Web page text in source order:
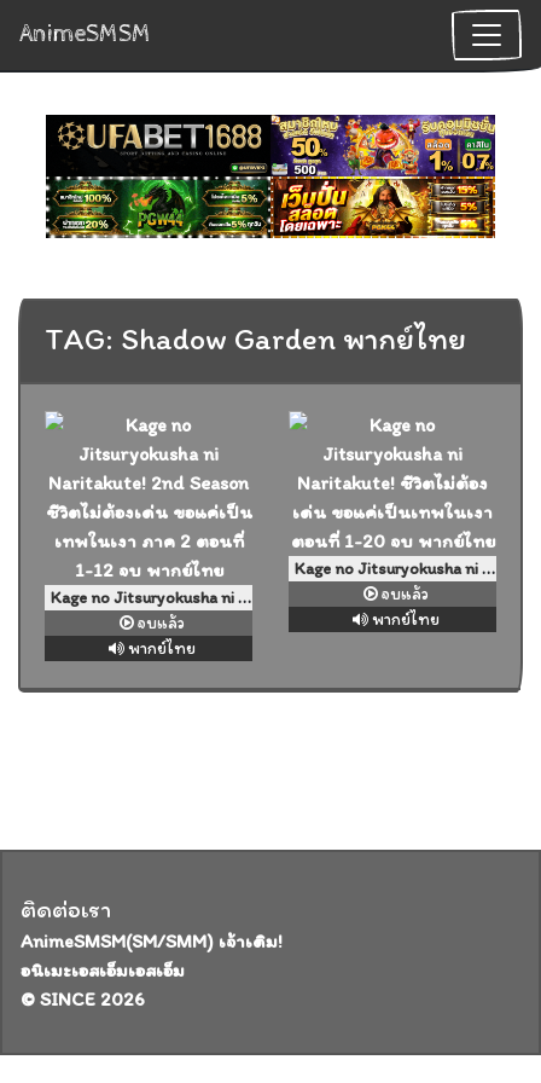
AnimeSMSM
TAG: Shadow Garden พากย์ไทย
Kage no Jitsuryokusha ni Naritakute! 2nd Season ชีวิตไม่ต้องเด่น ขอแค่เป็นเทพในเงา ภาค 2 ตอนที่ 1-12 จบ พากย์ไทย
จบแล้ว
พากย์ไทย
Kage no Jitsuryokusha ni Naritakute! ชีวิตไม่ต้องเด่น ขอแค่เป็นเทพในเงา ตอนที่ 1-20 จบ พากย์ไทย
จบแล้ว
พากย์ไทย
ติดต่อเรา
AnimeSMSM(SM/SMM) เจ้าเดิม!
อนิเมะเอสเอ็มเอสเอ็ม
© SINCE 2026